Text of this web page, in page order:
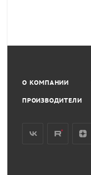
О КОМПАНИИ
ПРОИЗВОДИТЕЛИ